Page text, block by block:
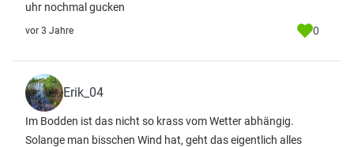
uhr nochmal gucken
vor 3 Jahre 0
Erik_04
Im Bodden ist das nicht so krass vom Wetter abhängig.
Solange man bisschen Wind hat, geht das eigentlich alles